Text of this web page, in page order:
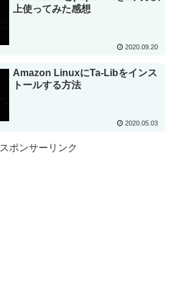
上使ってみた感想
2020.09.20
Amazon LinuxにTa-Libをインス
トールする方法
2020.05.03
スポンサーリンク